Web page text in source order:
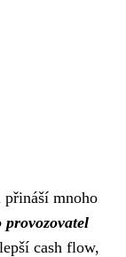
přináší mnoho
provozovatel
cash flow,